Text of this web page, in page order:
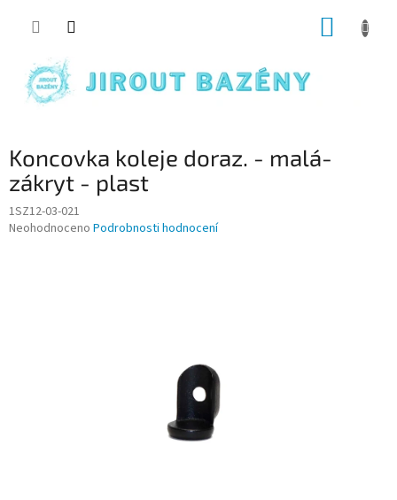
Koncovka koleje doraz. - malá-
zákryt - plast
1SZ12-03-021
Průměrné hodnocení produktu je 0,0 z 5 hvězdiček.
Neohodnoceno Podrobnosti hodnocení